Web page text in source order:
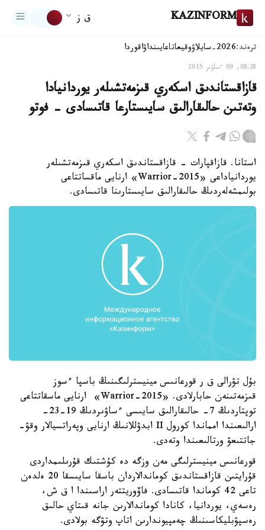
KAZINFORM ق ز
ترەند:2026-سايلاۋ وقيعاتاعايىنداۋاقوردا
08:28, 09 ءساۋىر 2015
قازاقستاندىق اسكەري قىزمەتشىلەر يوردانيادا
وتەتىن حالىقارالىق سايىستارعا قاتىسادى - فوتو
استانا. قازاقپارات - قازاقستاندىق اسكەري قىزمەتشىلەر
يوردانياداعى «Warrior-2015» ارنايى ماقساتتاعى
بولىمشەلەردىڭ حالىقارالىق سايىستارىنا قاتىسادى.
بۇل تۋرالى ق ر قورعانىس مينيسترلىگىنىڭ باسپا ءسوز
قىزمەتىنەن حابارلادى. «Warrior-2015» ارنايى ماسقاتتاعى
توپتاردىڭ 7- حالىقارالىق سايىسى ءساۋىردىڭ 19-23-
ارالىعىندا امماندا كورول II ابدۋللانىڭ ارنايى وپەراتسيالار وقۋ-
جاتتىعۋ ورتالىعىندا وتەدى.
قورعانىس مينيسترلىگى مەن وزگە دە كۇشتىك قۇرىلىمداردى
قۇرايتىن قازاقستاندىق كوماندالاردان باسقا سايىسقا 20 ەلدەن
تاعى 42 كوماندا قاتىسادى. فاۆوريتتەر اراسىندا ا ق ش،
رەسەي، يوردانيا، كانادا كوماندالارىن جانە قىتاي حالىق
رەسپۋبليكاسىنىڭ چەمپيوندارىن اتاپ وتۋگە بولادى.